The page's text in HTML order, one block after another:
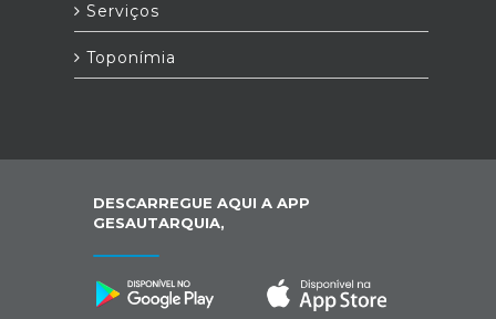
Serviços
Toponímia
DESCARREGUE AQUI A APP
GESAUTARQUIA,